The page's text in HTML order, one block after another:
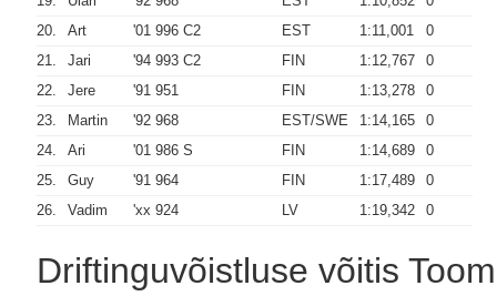
20.
Art '01 996 C2 EST 1:11,001
0
21.
Jari '94 993 C2 FIN 1:12,767
0
22.
Jere '91 951 FIN 1:13,278
0
23.
Martin '92 968 EST/SWE 1:14,165
0
24.
Ari '01 986 S FIN 1:14,689
0
25.
Guy '91 964 FIN 1:17,489
0
26.
Vadim 'xx 924 LV 1:19,342 0
Driftinguvõistluse võitis